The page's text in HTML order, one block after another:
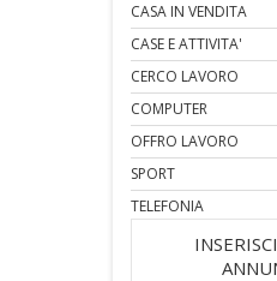
CASA IN VENDITA
CASE E ATTIVITA'
CERCO LAVORO
COMPUTER
OFFRO LAVORO
SPORT
TELEFONIA